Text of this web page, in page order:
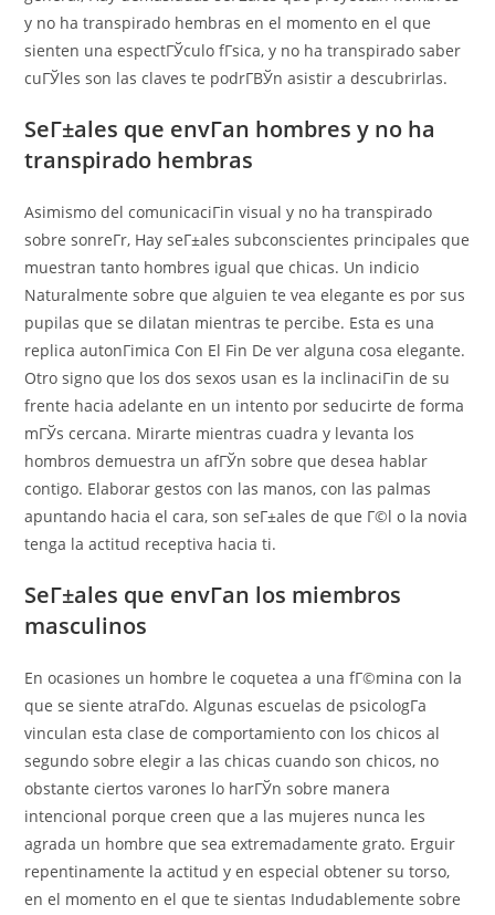
y no ha transpirado hembras en el momento en el que
sienten una espectГЎculo fГ­sica, y no ha transpirado saber
cuГЎles son las claves te podrГ­ВЎn asistir a descubrirlas.
SeГ±ales que envГ­an hombres y no ha
transpirado hembras
Asimismo del comunicaciГіn visual y no ha transpirado
sobre sonreГ­r, Hay seГ±ales subconscientes principales que
muestran tanto hombres igual que chicas. Un indicio
Naturalmente sobre que alguien te vea elegante es por sus
pupilas que se dilatan mientras te percibe. Esta es una
replica autonГіmica Con El Fin De ver alguna cosa elegante.
Otro signo que los dos sexos usan es la inclinaciГіn de su
frente hacia adelante en un intento por seducirte de forma
mГЎs cercana. Mirarte mientras cuadra y levanta los
hombros demuestra un afГЎn sobre que desea hablar
contigo. Elaborar gestos con las manos, con las palmas
apuntando hacia el cara, son seГ±ales de que Г©l o la novia
tenga la actitud receptiva hacia ti.
SeГ±ales que envГ­an los miembros
masculinos
En ocasiones un hombre le coquetea a una fГ©mina con la
que se siente atraГ­do. Algunas escuelas de psicologГ­a
vinculan esta clase de comportamiento con los chicos al
segundo sobre elegir a las chicas cuando son chicos, no
obstante ciertos varones lo harГЎn sobre manera
intencional porque creen que a las mujeres nunca les
agrada un hombre que sea extremadamente grato. Erguir
repentinamente la actitud y en especial obtener su torso,
en el momento en el que te sientas Indudablemente sobre